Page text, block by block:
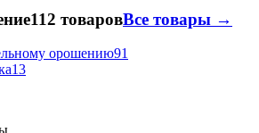
112 товаровВсе товары →
орошению91
13